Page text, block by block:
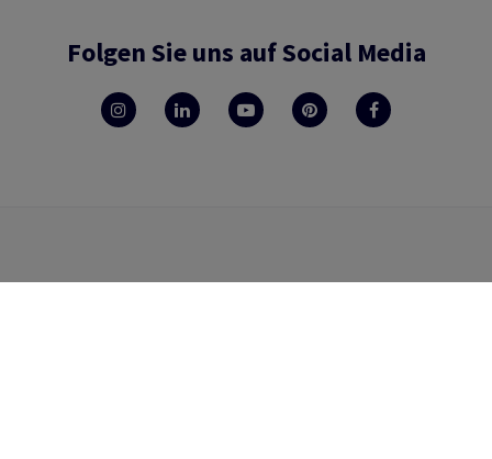
Folgen Sie uns auf Social Media